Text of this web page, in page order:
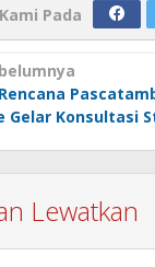
Pada
Gelar Konsultasi
Lewatkan